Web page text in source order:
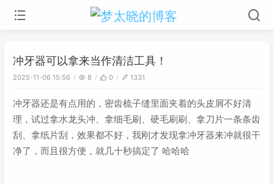
冲牙器可以拿来当作清洁工具！
2025-11-06 15:56 8 0 1331
冲牙器还是有点用的，密齿梳子缝里面夹着的头皮屑不好清
理，试过拿水龙头冲、拿细毛刷、硬毛刷刷、拿刀片一条条齿
刮、拿纸片刮，效果都不好，我刚才发现拿冲牙器来冲就很干
净了，而且很方便，就几十秒搞定了 哈哈哈